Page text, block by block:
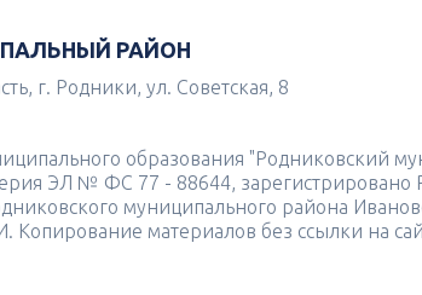
РАЙОН
г. Родники, ул. Советская, 8
образования "Родниковский
ЭЛ № ФС 77 - 88644, зарегистрировано
муниципального района
Копирование материалов без ссылки на